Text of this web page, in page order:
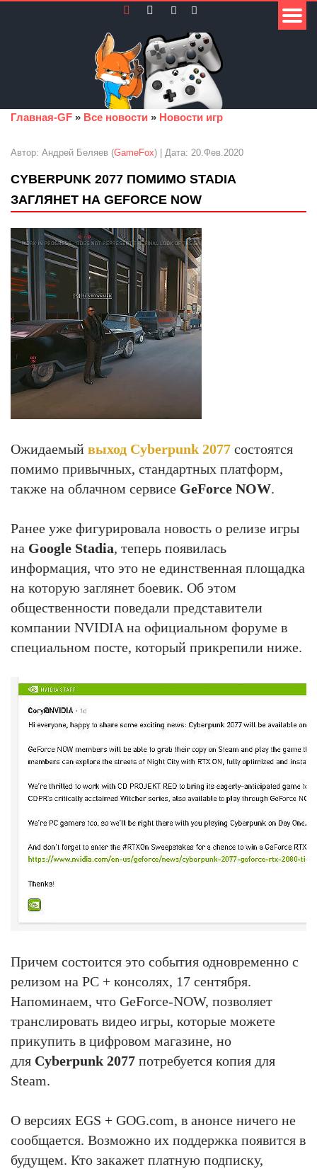
Главная-GF » Все новости » Новости игр
Автор: Андрей Беляев (GameFox) | Дата: 20.Фев.2020
CYBERPUNK 2077 ПОМИМО STADIA
ЗАГЛЯНЕТ НА GEFORCE NOW
Ожидаемый выход Cyberpunk 2077 состоятся
помимо привычных, стандартных платформ,
также на облачном сервисе GeForce NOW.
Ранее уже фигурировала новость о релизе игры
на Google Stadia, теперь появилась
информация, что это не единственная площадка
на которую заглянет боевик. Об этом
общественности поведали представители
компании NVIDIA на официальном форуме в
специальном посте, который прикрепили ниже.
Причем состоится это события одновременно с
релизом на PC + консолях, 17 сентября.
Напоминаем, что GeForce-NOW, позволяет
транслировать видео игры, которые можете
прикупить в цифровом магазине, но
для Cyberpunk 2077 потребуется копия для
Steam.
О версиях EGS + GOG.com, в анонсе ничего не
сообщается. Возможно их поддержка появится в
будущем. Кто закажет платную подписку,